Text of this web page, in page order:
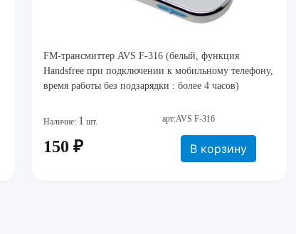
FM-трансмиттер AVS F-316 (белый, функция
Handsfree при подключении к мобильному телефону,
время работы без подзарядки : более 4 часов)
Наличие: 1 шт. арт:AVS F-316
150 ₽ В корзину